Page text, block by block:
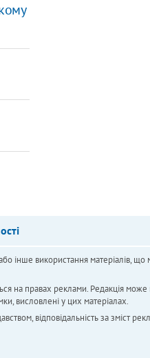
інше використання матеріалів, що
на правах реклами. Редакція може
висловлені у цих матеріалах.
відповідальність за зміст